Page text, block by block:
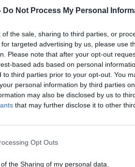
Do Not Process My Personal
of the sale, sharing to third parties, or
targeted advertising by us, please use
Please note that after your opt-out
based ads based on personal
to third parties prior to your opt-out. You
personal information by third parties
may also be disclosed by us to
that may further disclose it to other
Opt Outs
the Sharing of my personal data.